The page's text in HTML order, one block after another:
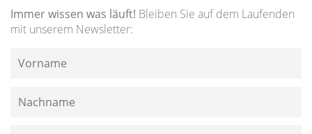
Immer wissen was läuft! Bleiben Sie auf dem Laufenden
mit unserem Newsletter: